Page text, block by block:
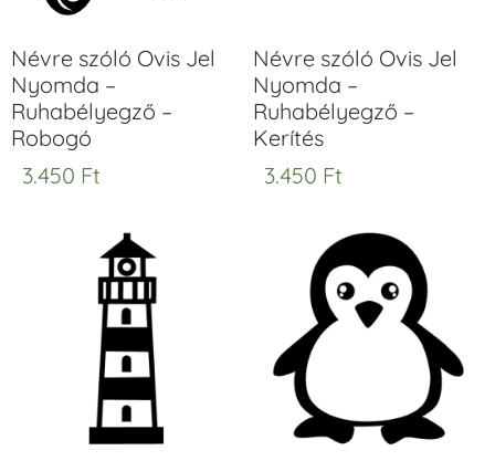
Névre szóló Ovis Jel
Nyomda –
Ruhabélyegző –
Robogó
3.450 Ft
Névre szóló Ovis Jel
Nyomda –
Ruhabélyegző –
Kerítés
3.450 Ft